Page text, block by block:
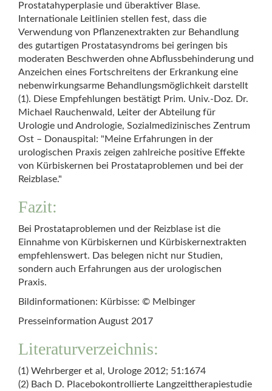
Prostatahyperplasie und überaktiver Blase.
Internationale Leitlinien stellen fest, dass die
Verwendung von Pflanzenextrakten zur Behandlung
des gutartigen Prostatasyndroms bei geringen bis
moderaten Beschwerden ohne Abflussbehinderung und
Anzeichen eines Fortschreitens der Erkrankung eine
nebenwirkungsarme Behandlungsmöglichkeit darstellt
(1). Diese Empfehlungen bestätigt Prim. Univ.-Doz. Dr.
Michael Rauchenwald, Leiter der Abteilung für
Urologie und Andrologie, Sozialmedizinisches Zentrum
Ost – Donauspital: "Meine Erfahrungen in der
urologischen Praxis zeigen zahlreiche positive Effekte
von Kürbiskernen bei Prostataproblemen und bei der
Reizblase."
Fazit:
Bei Prostataproblemen und der Reizblase ist die
Einnahme von Kürbiskernen und Kürbiskernextrakten
empfehlenswert. Das belegen nicht nur Studien,
sondern auch Erfahrungen aus der urologischen
Praxis.
Bildinformationen: Kürbisse: © Melbinger
Presseinformation August 2017
Literaturverzeichnis:
(1) Wehrberger et al, Urologe 2012; 51:1674
(2) Bach D. Placebokontrollierte Langzeittherapiestudie